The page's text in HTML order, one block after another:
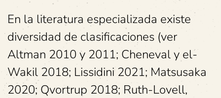
En la literatura especializada existe
diversidad de clasificaciones (ver
Altman 2010 y 2011; Cheneval y el-
Wakil 2018; Lissidini 2021; Matsusaka
2020; Qvortrup 2018; Ruth-Lovell,